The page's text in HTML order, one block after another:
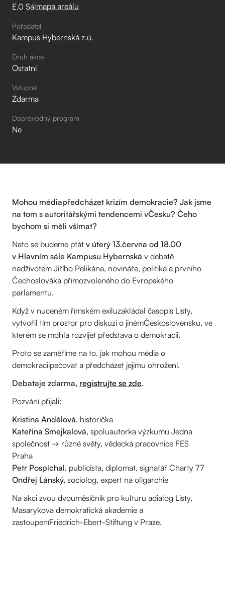
E.0 Sálmapa areálu
Pořadatel
Kampus Hybernská z.ú.
Druh akce
Ostatní
Vstupné
Zdarma
Doprovodný program
Ne
Mohou médiapředcházet krizím demokracie? Jak jsme
na tom s autoritářskými tendencemi vČesku? Čeho
bychom si měli všímat?
Nato se budeme ptát v úterý 13.června od 18.00
v Hlavním sále Kampusu Hybernská v debatě
nadživotem Jiřího Pelikána, novináře, politika a prvního
Čechoslováka přímozvoleného do Evropského
parlamentu.
Když v nuceném římském exiluzakládal časopis Listy,
vytvořil tím prostor pro diskuzi o jinémČeskoslovensku, ve
kterém se mohla rozvíjet představa o demokracii.
Proto se zaměříme na to, jak mohou média o
demokraciipečovat a předcházet jejímu ohrožení.
Debataje zdarma, registrujte se zde.
Pozvání přijali:
Kristina Andělová, historička
Kateřina Smejkalová, spoluautorka výzkumu Jedna
společnost → různé světy, vědecká pracovnice FES
Praha
Petr Pospíchal, publicista, diplomat, signatář Charty 77
Ondřej Lánský, sociolog, expert na oligarchie
Na akci zvou dvouměsíčník pro kulturu adialog Listy,
Masarykova demokratická akademie a
zastoupeníFriedrich-Ebert-Stiftung v Praze.